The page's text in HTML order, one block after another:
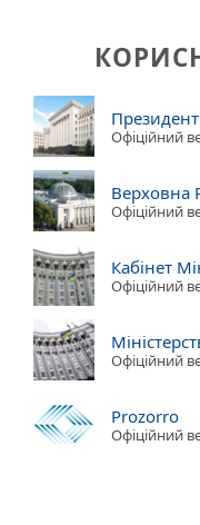
Офіційний
Верховна
Офіційний
Кабінет
Офіційний
Офіційний
Prozorro
Офіційний